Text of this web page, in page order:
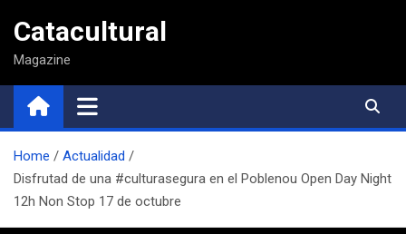
contenido
Catacultural
Magazine
Home
Actualidad
Disfrutad de una #culturasegura en el Poblenou Open Day Night
12h Non Stop 17 de octubre